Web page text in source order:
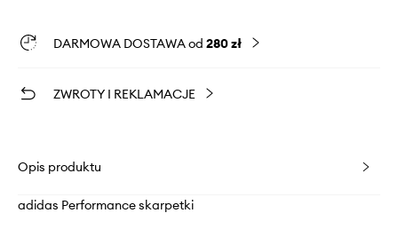
DARMOWA DOSTAWA od 280 zł
ZWROTY I REKLAMACJE
Opis produktu
adidas Performance skarpetki